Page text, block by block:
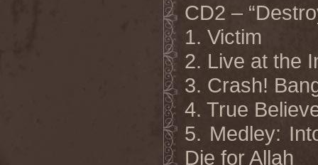
CD2 –
1. Victim
2. Live at the
3. Crash!
4. True
5. Medley:
Die for Allah